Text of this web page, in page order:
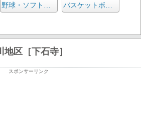
野球・ソフトボール バスケットボール
区［下石寺］
スポンサーリンク